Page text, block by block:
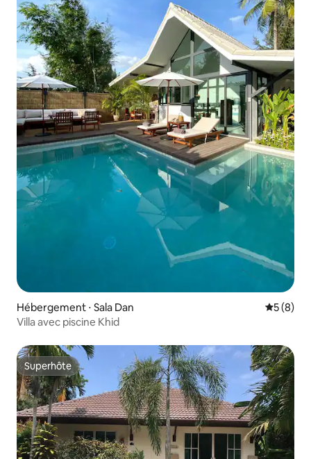
Hébergement ⋅ Sala Dan
5 (8)
Villa avec piscine Khid
Superhôte
Superhôte